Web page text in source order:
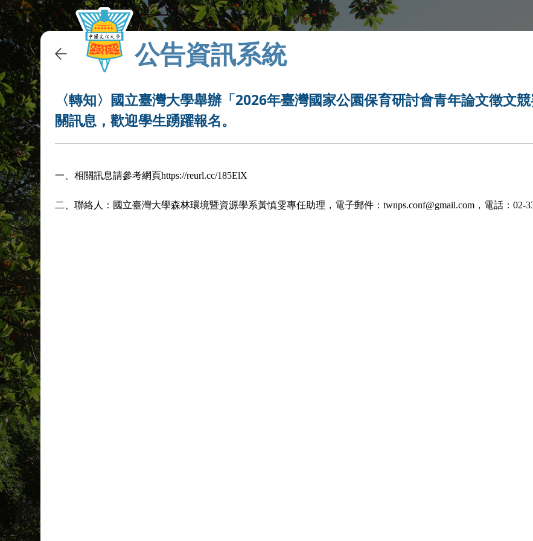
公告資訊系統
〈轉知〉國立臺灣大學舉辦「2026年臺灣國家公園保育研討會青年論文徵文
關訊息，歡迎學生踴躍報名。
一、相關訊息請參考網頁https://reurl.cc/185ElX
二、聯絡人：國立臺灣大學森林環境暨資源學系黃慎雯專任助理，電子郵件：twnps.conf@gmail.com，電話：02-